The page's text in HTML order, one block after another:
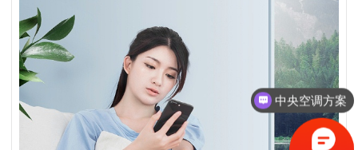
中央空调服务